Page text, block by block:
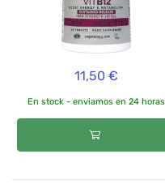
11,50 €
En stock - enviamos en 24 horas